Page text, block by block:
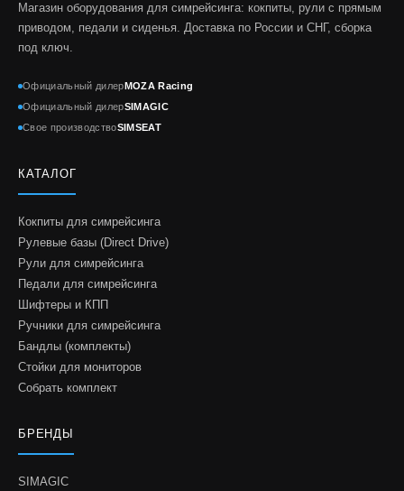
Магазин оборудования для симрейсинга: кокпиты, рули с прямым
приводом, педали и сиденья. Доставка по России и СНГ, сборка
под ключ.
Официальный дилерMOZA Racing
Официальный дилерSIMAGIC
Свое производствоSIMSEAT
КАТАЛОГ
Кокпиты для симрейсинга
Рулевые базы (Direct Drive)
Рули для симрейсинга
Педали для симрейсинга
Шифтеры и КПП
Ручники для симрейсинга
Бандлы (комплекты)
Стойки для мониторов
Собрать комплект
БРЕНДЫ
SIMAGIC